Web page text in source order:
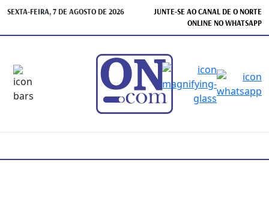
SEXTA-FEIRA, 7 DE AGOSTO DE 2026
JUNTE-SE AO CANAL DE O NORTE
ONLINE NO WHATSAPP